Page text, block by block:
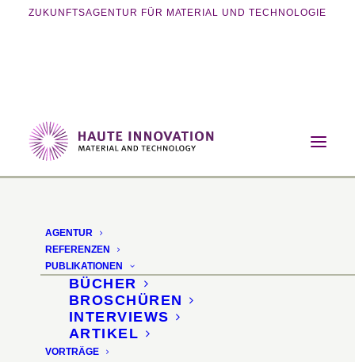
ZUKUNFTSAGENTUR FÜR MATERIAL UND TECHNOLOGIE
AGENTUR
REFERENZEN
PUBLIKATIONEN
BÜCHER
BROSCHÜREN
INTERVIEWS
ARTIKEL
VORTRÄGE
Home
Vorträge
Bio-zirkuläre Holzwerkstoffe und innovative
Bio-zirkuläre
Holzwerkstoffe und
innovative Alternativen